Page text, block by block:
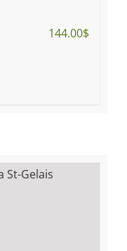
144.00$